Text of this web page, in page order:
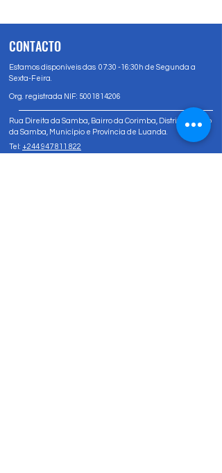
CONTACTO
Estamos disponíveis das 07:30 -16:30h de Segunda a
Sexta-Feira.
Org. registrada NIF: 5001814206
Rua Direita da Samba, Bairro da Corimba, Distrito Urbano
da Samba, Município e Província de Luanda.
Tel: +244 947 811 822